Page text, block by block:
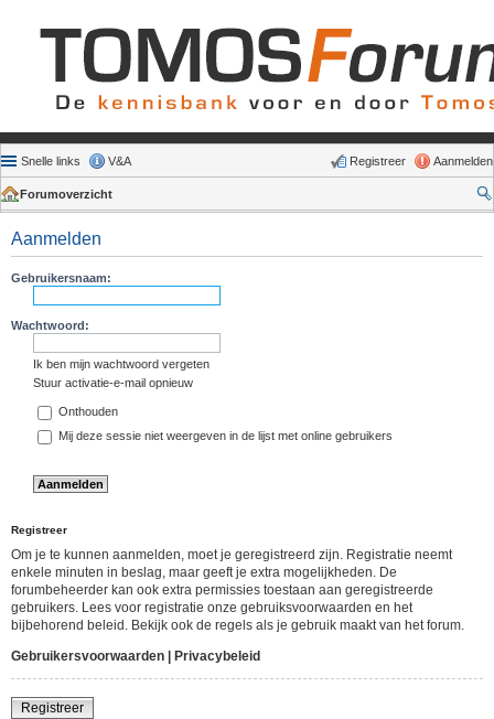
Snelle links V&A Aanmelden
Registreer
Forumoverzicht
Aanmelden
Gebruikersnaam:
Wachtwoord:
Ik ben mijn wachtwoord vergeten
Stuur activatie-e-mail opnieuw
Onthouden
Mij deze sessie niet weergeven in de lijst met online gebruikers
Registreer
Om je te kunnen aanmelden, moet je geregistreerd zijn. Registratie neemt
enkele minuten in beslag, maar geeft je extra mogelijkheden. De
forumbeheerder kan ook extra permissies toestaan aan geregistreerde
gebruikers. Lees voor registratie onze gebruiksvoorwaarden en het
bijbehorend beleid. Bekijk ook de regels als je gebruik maakt van het forum.
Gebruikersvoorwaarden
Privacybeleid
Registreer